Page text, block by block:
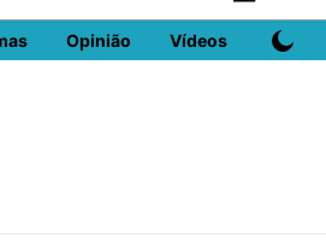
Opinião Vídeos DN